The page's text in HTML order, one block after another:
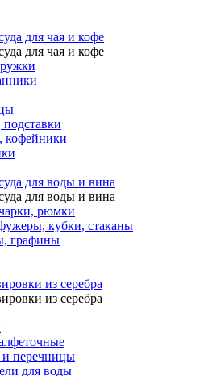
для чая и кофе
для чая и кофе
кофейники
для воды и вина
для воды и вина
рюмки
кубки, стаканы
графины
из серебра
из серебра
перечницы
для воды